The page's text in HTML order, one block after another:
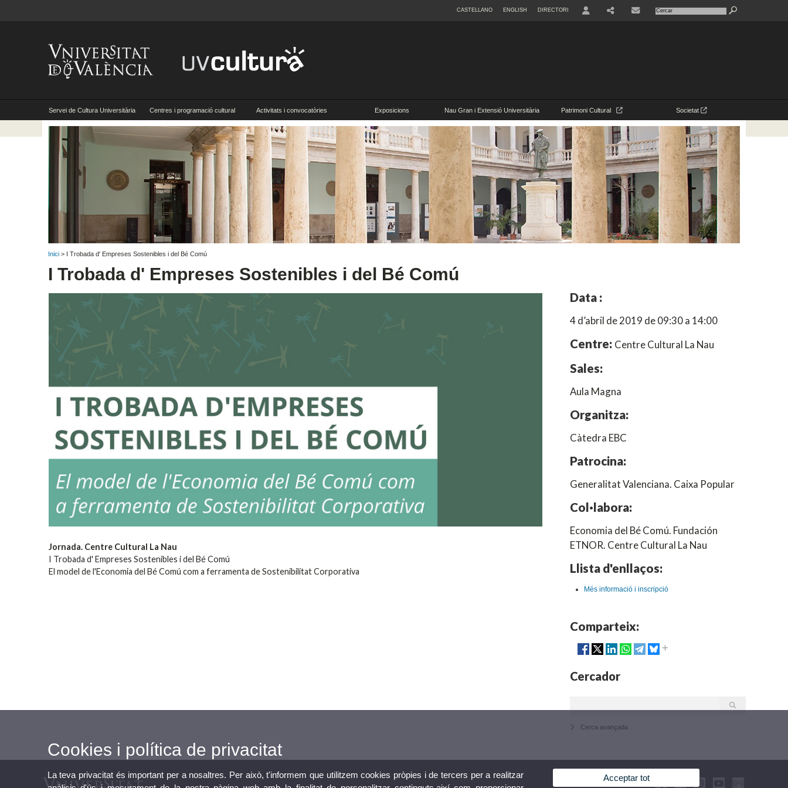
CASTELLANO ENGLISH DIRECTORI
Servei de Cultura Universitària Centres i programació cultural Activitats i convocatòries Exposicions Nau Gran i Extensió Universitària Patrimoni Cultural Societat
Inici > I Trobada d' Empreses Sostenibles i del Bé Comú
I Trobada d' Empreses Sostenibles i del Bé Comú
Jornada. Centre Cultural La Nau
I Trobada d' Empreses Sostenibles i del Bé Comú
El model de l'Economia del Bé Comú com a ferramenta de Sostenibilitat Corporativa
Data :
4 d’abril de 2019 de 09:30 a 14:00
Centre: Centre Cultural La Nau
Sales:
Aula Magna
Organitza:
Càtedra EBC
Patrocina:
Generalitat Valenciana. Caixa Popular
Col·labora:
Economia del Bé Comú. Fundación
ETNOR. Centre Cultural La Nau
Llista d'enllaços:
Més informació i inscripció
Comparteix:
Cercador
Cerca avançada
Cookies i política de privacitat
La teva privacitat és important per a nosaltres. Per això, t'informem que utilitzem cookies pròpies i de tercers per a realitzar
Acceptar tot